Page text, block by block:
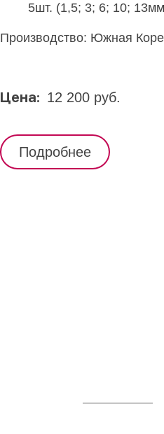
5шт. (1,5; 3; 6; 10;
Производство: Южная
Цена: 12 200 руб.
Подробнее